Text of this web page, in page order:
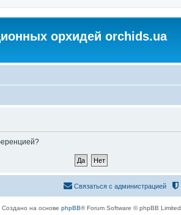
орхидей orchids.ua
Связаться с администрацией
Создано на основе phpBB® Forum Software © phpBB Limited